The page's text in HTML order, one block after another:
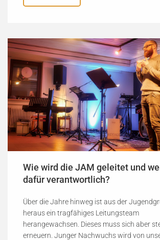
Wie wird die JAM geleitet und
dafür verantwortlich?
Über die Jahre hinweg ist aus der
heraus ein tragfähiges Leitungsteam
herangewachsen. Dieses muss sich aber
erneuern. Junger Nachwuchs wird von